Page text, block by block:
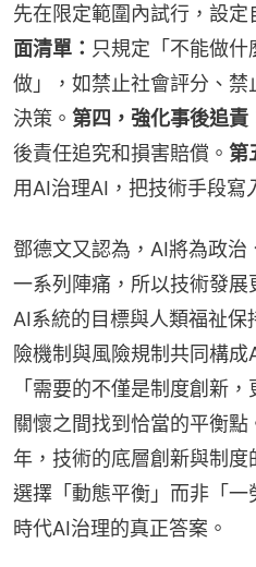
先在限定範圍內試行，設定
面清單： 只規定「不能做
做」，如禁止社會評分、
決策。 第四，強化事後追責
後責任追究和損害賠償。 第
用AI治理AI，把技術手段寫
鄧德文又認為，AI將為政治
一系列陣痛，所以技術發
AI系統的目標與人類福祉
險機制與風險規制共同構成
「需要的不僅是制度創新
關懷之間找到恰當的平衡
年，技術的底層創新與制度
選擇「動態平衡」而非「
時代AI治理的真正答案。